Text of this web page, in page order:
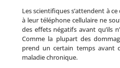
Les scientifiques s’attendent à
à leur téléphone cellulaire ne
des effets négatifs avant qu’ils
Comme la plupart des
prend un certain temps avant
maladie chronique.